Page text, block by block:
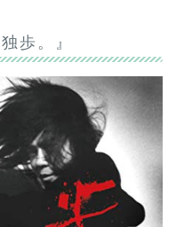
歩。』